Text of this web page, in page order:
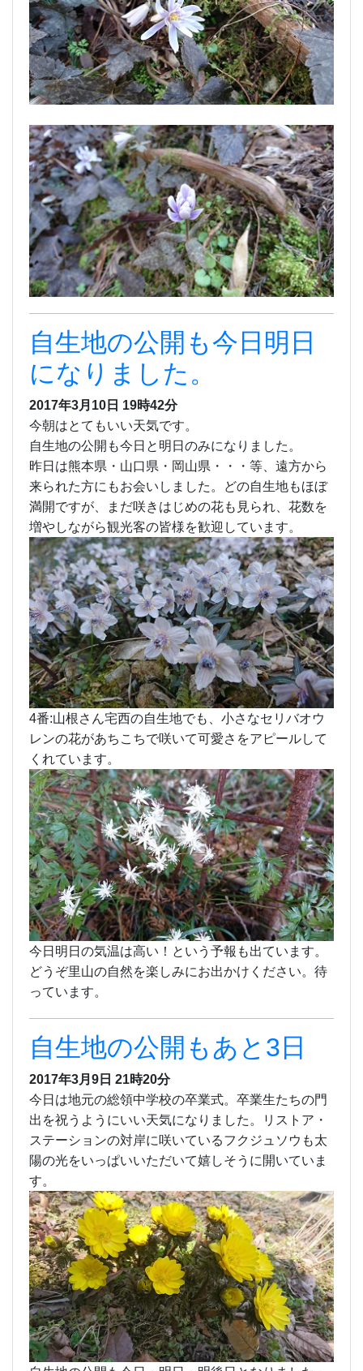
自生地の公開も今日明日
になりました。
2017年3月10日 19時42分
今朝はとてもいい天気です。
自生地の公開も今日と明日のみになりました。
昨日は熊本県・山口県・岡山県・・・等、遠方から
来られた方にもお会いしました。どの自生地もほぼ
満開ですが、まだ咲きはじめの花も見られ、花数を
増やしながら観光客の皆様を歓迎しています。
4番:山根さん宅西の自生地でも、小さなセリバオウ
レンの花があちこちで咲いて可愛さをアピールして
くれています。
今日明日の気温は高い！という予報も出ています。
どうぞ里山の自然を楽しみにお出かけください。待
っています。
自生地の公開もあと3日
2017年3月9日 21時20分
今日は地元の総領中学校の卒業式。卒業生たちの門
出を祝うようにいい天気になりました。リストア・
ステーションの対岸に咲いているフクジュソウも太
陽の光をいっぱいいただいて嬉しそうに開いていま
す。